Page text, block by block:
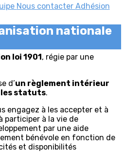
Nous contacter Adhésion
nationale
loi 1901, régie par une
d’un règlement intérieur
les statuts.
engagez à les accepter et à
participer à la vie de
par une aide
bénévole en fonction de
et disponibilités